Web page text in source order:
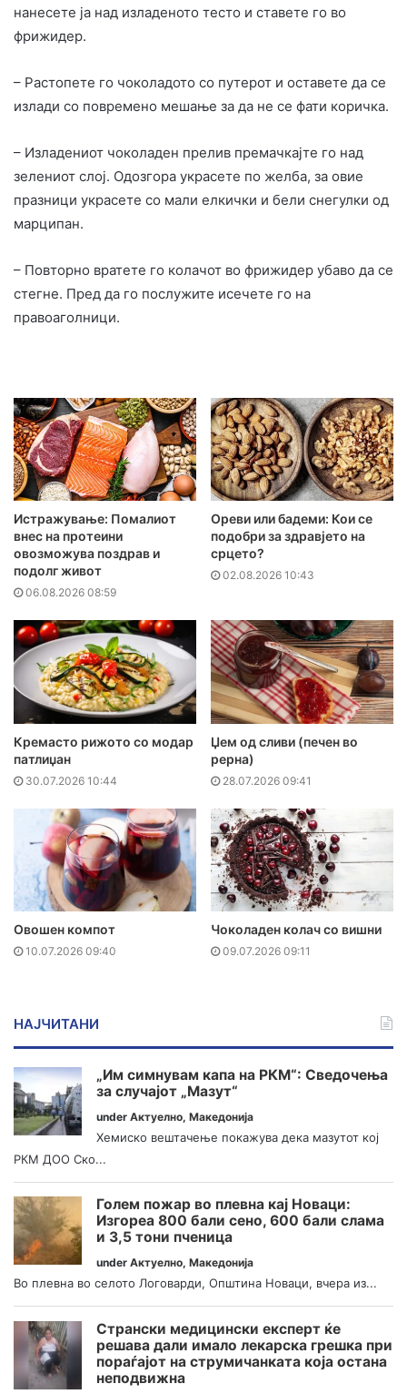
нанесете ја над изладеното тесто и ставете го во
фрижидер.
– Растопете го чоколадото со путерот и оставете да се
излади со повремено мешање за да не се фати коричка.
– Изладениот чоколаден прелив премачкајте го над
зелениот слој. Одозгора украсете по желба, за овие
празници украсете со мали елкички и бели снегулки од
марципан.
– Повторно вратете го колачот во фрижидер убаво да се
стегне. Пред да го послужите исечете го на
правоаголници.
Истражување: Помалиот
внес на протеини
овозможува поздрав и
подолг живот
06.08.2026 08:59
Ореви или бадеми: Кои се
подобри за здравјето на
срцето?
02.08.2026 10:43
Кремасто рижото со модар
патлиџан
30.07.2026 10:44
Џем од сливи (печен во
рерна)
28.07.2026 09:41
Овошен компот
10.07.2026 09:40
Чоколаден колач со вишни
09.07.2026 09:11
НАЈЧИТАНИ
„Им симнувам капа на РКМ“: Сведочења
за случајот „Мазут“
under Актуелно, Македонија
Хемиско вештачење покажува дека мазутот кој
РКМ ДОО Ско...
Голем пожар во плевна кај Новаци:
Изгореа 800 бали сено, 600 бали слама
и 3,5 тони пченица
under Актуелно, Македонија
Во плевна во селото Логоварди, Општина Новаци, вчера из...
Странски медицински експерт ќе
решава дали имало лекарска грешка при
пораѓајот на струмичанката која остана
неподвижна